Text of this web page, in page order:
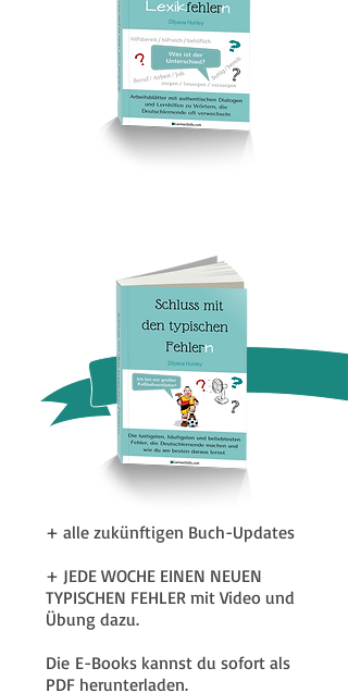
+ alle zukünftigen Buch-Updates
+ JEDE WOCHE EINEN NEUEN
TYPISCHEN FEHLER mit Video und
Übung dazu.
Die E-Books kannst du sofort als
PDF herunterladen.